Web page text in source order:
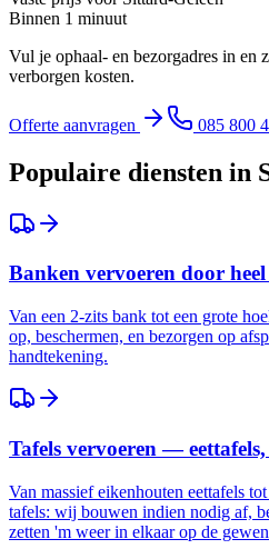
Binnen 1 minuut
Vul je ophaal- en bezorgadres in
verborgen kosten.
Offerte aanvragen 085 800
Populaire diensten in
Banken vervoeren door
Van een 2-zits bank tot een grote
op, beschermen, en bezorgen op
handtekening.
Tafels vervoeren —
Van massief eikenhouten eettafels
tafels: wij bouwen indien nodig af,
zetten 'm weer in elkaar op de